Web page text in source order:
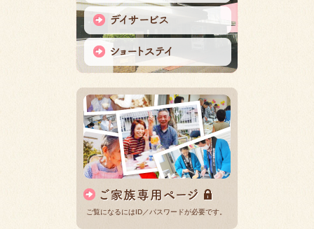
ご覧になるにはID／パスワードが必要です。